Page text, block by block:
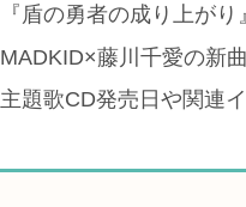
『盾の勇者の成り上が
MADKID×藤川千愛の新
主題歌CD発売日や関連